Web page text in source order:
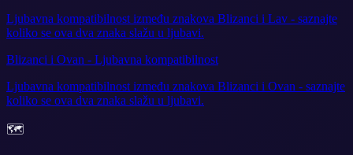
Ljubavna kompatibilnost između znakova Blizanci i Lav - saznajte
koliko se ova dva znaka slažu u ljubavi.
Blizanci i Ovan - Ljubavna kompatibilnost
Ljubavna kompatibilnost između znakova Blizanci i Ovan - saznajte
koliko se ova dva znaka slažu u ljubavi.
🗺️